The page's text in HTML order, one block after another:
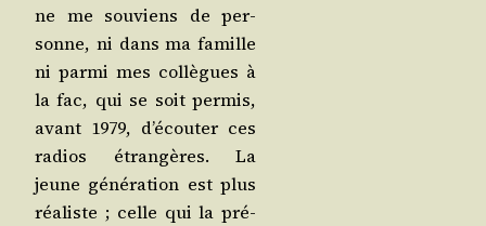
ne me sou­viens de per­
sonne, ni dans ma famille
ni par­mi mes col­lègues à
la fac, qui se soit per­mis,
avant 1979, d’é­cou­ter ces
radios étran­gères. La
jeune géné­ra­tion est plus
réa­liste ; celle qui la pré­